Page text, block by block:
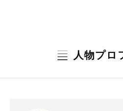
人物プロ